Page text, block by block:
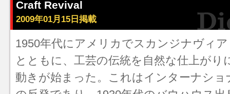
Craft Revival
2009年01月15日掲載
1950年代にアメリカでスカンジナヴィ
とともに、工芸の伝統を自然な仕上がり
動きが始まった。これは インターナシ